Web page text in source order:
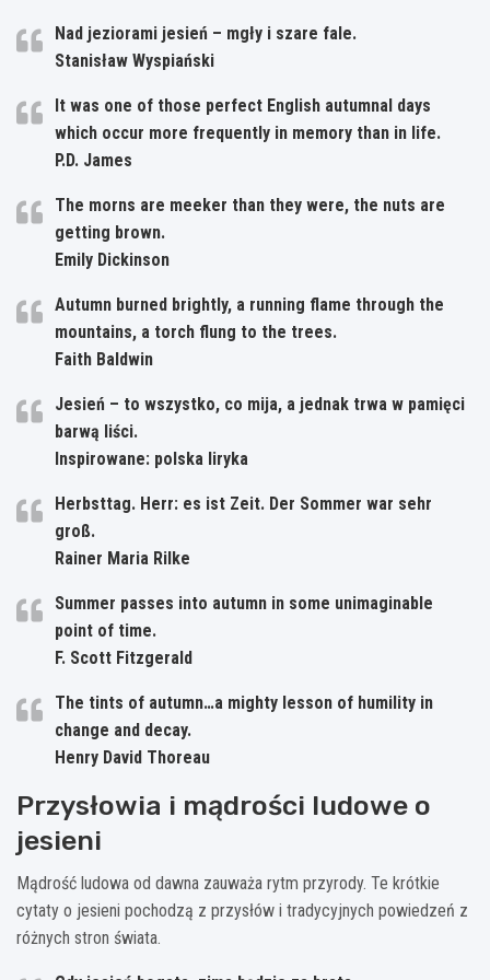
Nad jeziorami jesień – mgły i szare fale.
Stanisław Wyspiański
It was one of those perfect English autumnal days
which occur more frequently in memory than in life.
P.D. James
The morns are meeker than they were, the nuts are
getting brown.
Emily Dickinson
Autumn burned brightly, a running flame through the
mountains, a torch flung to the trees.
Faith Baldwin
Jesień – to wszystko, co mija, a jednak trwa w pamięci
barwą liści.
Inspirowane: polska liryka
Herbsttag. Herr: es ist Zeit. Der Sommer war sehr
groß.
Rainer Maria Rilke
Summer passes into autumn in some unimaginable
point of time.
F. Scott Fitzgerald
The tints of autumn…a mighty lesson of humility in
change and decay.
Henry David Thoreau
Przysłowia i mądrości ludowe o
jesieni
Mądrość ludowa od dawna zauważa rytm przyrody. Te krótkie
cytaty o jesieni pochodzą z przysłów i tradycyjnych powiedzeń z
różnych stron świata.